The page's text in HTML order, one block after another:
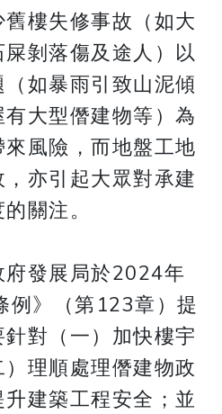
樓失修事故（如大
剝落傷及途人）以
如暴雨引致山泥傾
大型僭建物等）為
風險，而地盤工地
亦引起大眾對承建
關注。
發展局於2024年
例》（第123章）提
對（一）加快樓宇
理順處理僭建物政
建築工程安全；並